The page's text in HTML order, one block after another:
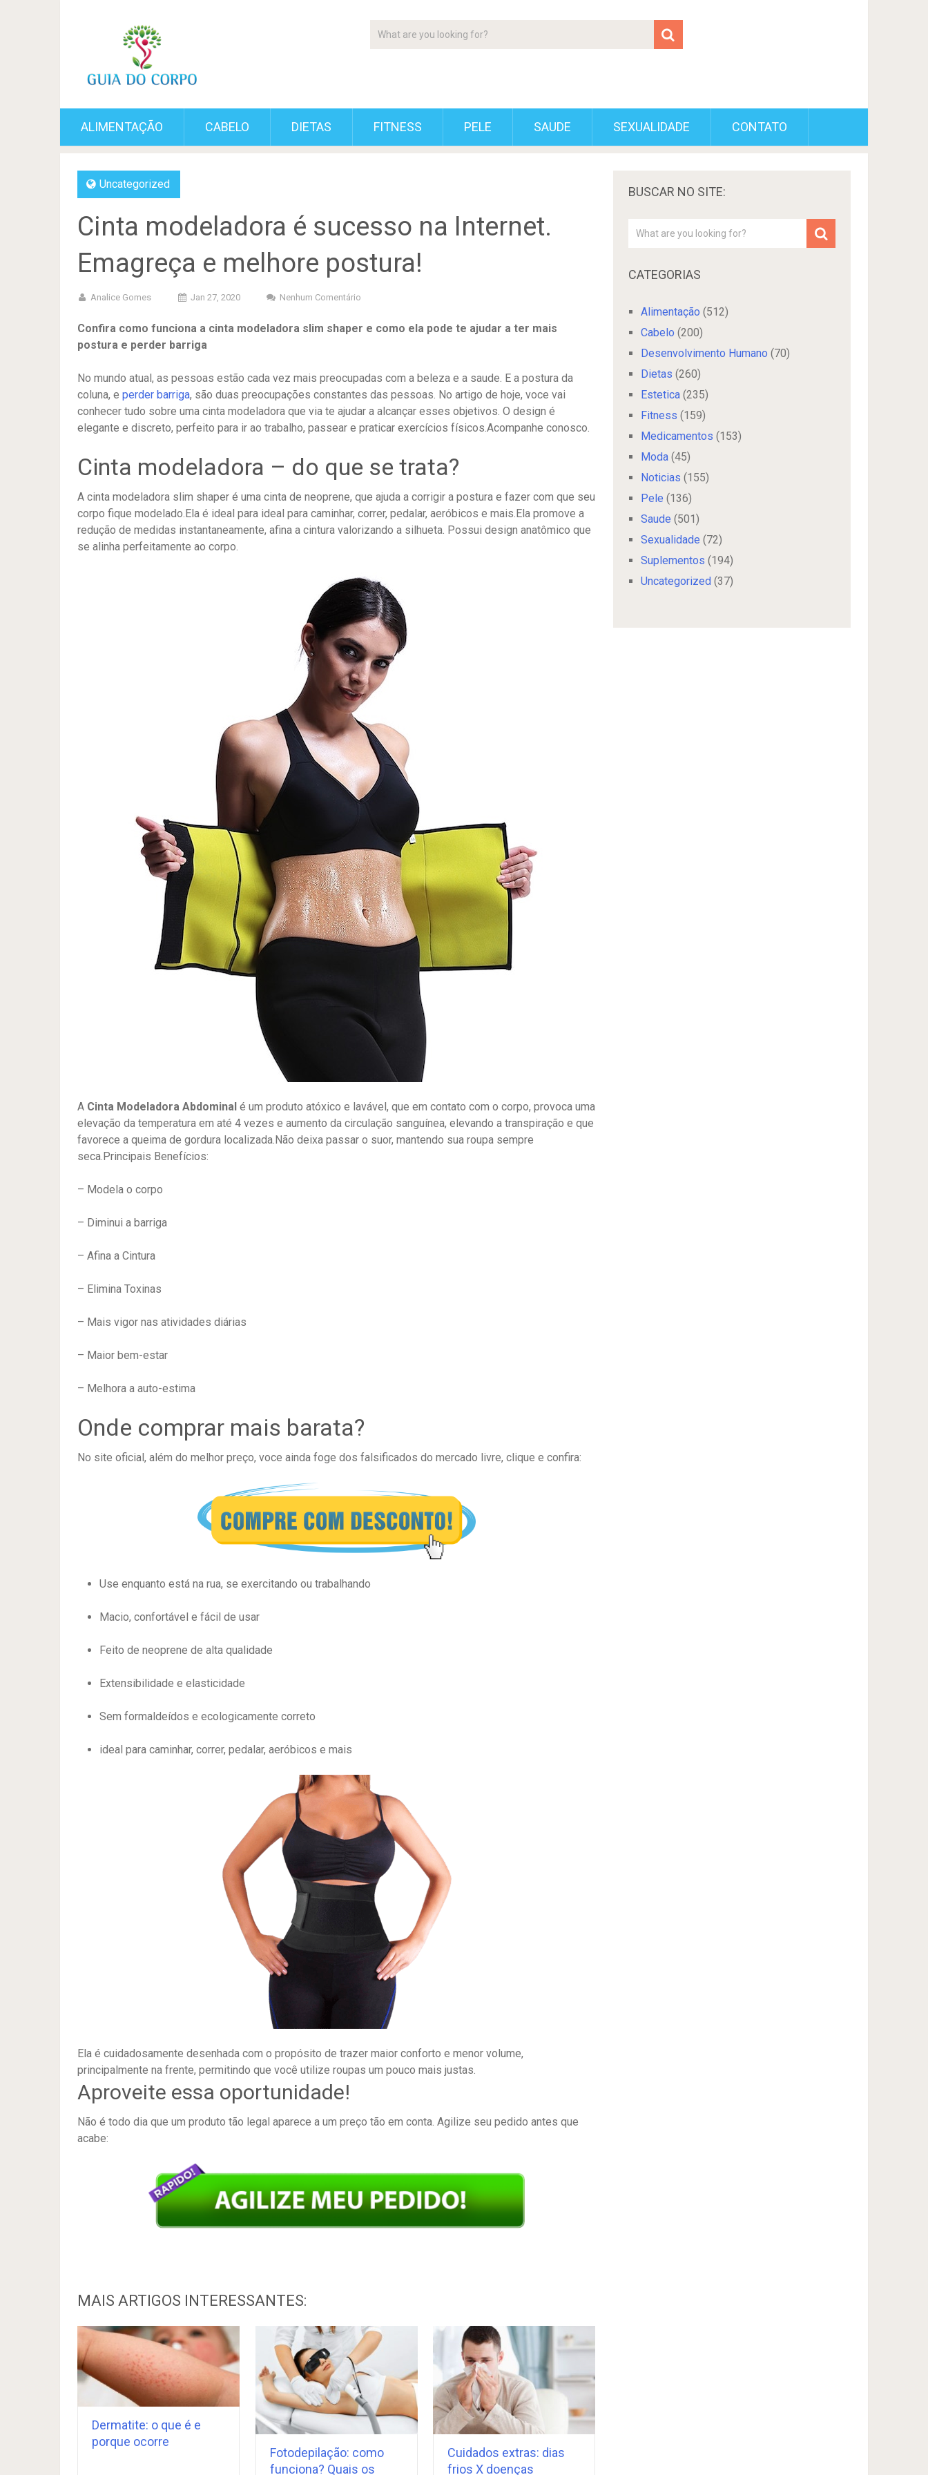
ALIMENTAÇÃO CABELO DIETAS FITNESS PELE SAUDE SEXUALIDADE CONTATO
Uncategorized
Cinta modeladora é sucesso na Internet.
Emagreça e melhore postura!
Analice Gomes Jan 27, 2020 Nenhum Comentário
Confira como funciona a cinta modeladora slim shaper e como ela pode te ajudar a ter mais
postura e perder barriga
No mundo atual, as pessoas estão cada vez mais preocupadas com a beleza e a saude. E a postura da
coluna, e perder barriga, são duas preocupações constantes das pessoas. No artigo de hoje, voce vai
conhecer tudo sobre uma cinta modeladora que via te ajudar a alcançar esses objetivos. O design é
elegante e discreto, perfeito para ir ao trabalho, passear e praticar exercícios físicos.Acompanhe conosco.
Cinta modeladora – do que se trata?
A cinta modeladora slim shaper é uma cinta de neoprene, que ajuda a corrigir a postura e fazer com que seu
corpo fique modelado.Ela é ideal para ideal para caminhar, correr, pedalar, aeróbicos e mais.Ela promove a
redução de medidas instantaneamente, afina a cintura valorizando a silhueta. Possui design anatômico que
se alinha perfeitamente ao corpo.
A Cinta Modeladora Abdominal é um produto atóxico e lavável, que em contato com o corpo, provoca uma
elevação da temperatura em até 4 vezes e aumento da circulação sanguínea, elevando a transpiração e que
favorece a queima de gordura localizada.Não deixa passar o suor, mantendo sua roupa sempre
seca.Principais Benefícios:
– Modela o corpo
– Diminui a barriga
– Afina a Cintura
– Elimina Toxinas
– Mais vigor nas atividades diárias
– Maior bem-estar
– Melhora a auto-estima
Onde comprar mais barata?
No site oficial, além do melhor preço, voce ainda foge dos falsificados do mercado livre, clique e confira:
Use enquanto está na rua, se exercitando ou trabalhando
Macio, confortável e fácil de usar
Feito de neoprene de alta qualidade
Extensibilidade e elasticidade
Sem formaldeídos e ecologicamente correto
ideal para caminhar, correr, pedalar, aeróbicos e mais
Ela é cuidadosamente desenhada com o propósito de trazer maior conforto e menor volume,
principalmente na frente, permitindo que você utilize roupas um pouco mais justas.
Aproveite essa oportunidade!
Não é todo dia que um produto tão legal aparece a um preço tão em conta. Agilize seu pedido antes que
acabe:
MAIS ARTIGOS INTERESSANTES:
Dermatite: o que é e
porque ocorre
Fotodepilação: como
funciona? Quais os
Cuidados extras: dias
frios X doenças
BUSCAR NO SITE:
CATEGORIAS
Alimentação (512)
Cabelo (200)
Desenvolvimento Humano (70)
Dietas (260)
Estetica (235)
Fitness (159)
Medicamentos (153)
Moda (45)
Noticias (155)
Pele (136)
Saude (501)
Sexualidade (72)
Suplementos (194)
Uncategorized (37)